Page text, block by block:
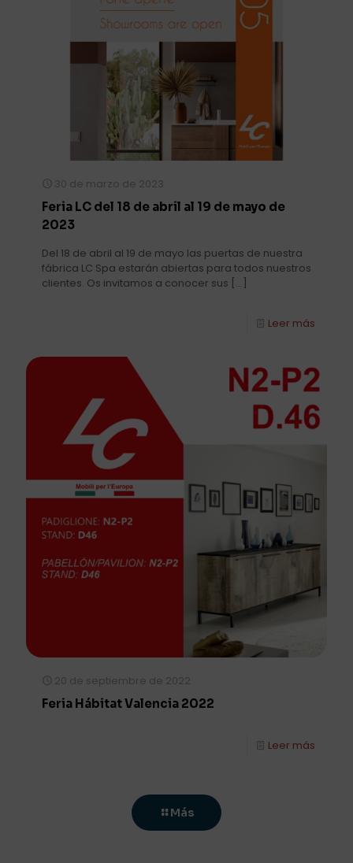
30 de marzo de 2023
Feria LC del 18 de abril al 19 de mayo de
2023
Del 18 de abril al 19 de mayo las puertas de nuestra
fábrica LC Spa estarán abiertas para todos nuestros
clientes. Os invitamos a conocer sus […]
Leer más
20 de septiembre de 2022
Feria Hábitat Valencia 2022
Leer más
Más